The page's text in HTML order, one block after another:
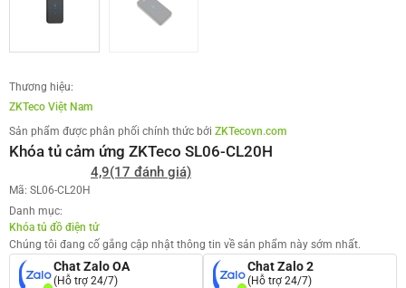
Thương hiệu:
ZKTeco Việt Nam
Sản phẩm được phân phối chính thức bởi ZKTecovn.com
Khóa tủ cảm ứng ZKTeco SL06-CL20H
4,9(17 đánh giá)
Mã: SL06-CL20H
Danh mục:
Khóa tủ đồ điện tử
Chúng tôi đang cố gắng cập nhật thông tin về sản phẩm này sớm nhất.
Chat Zalo OA
(Hỗ trợ 24/7)
Chat Zalo 2
(Hỗ trợ 24/7)